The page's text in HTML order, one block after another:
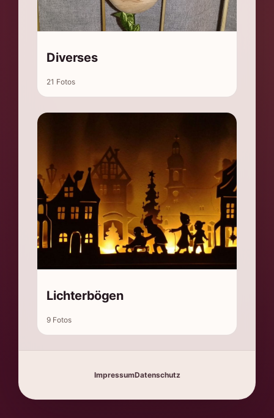
Diverses
21 Fotos
Lichterbögen
9 Fotos
ImpressumDatenschutz